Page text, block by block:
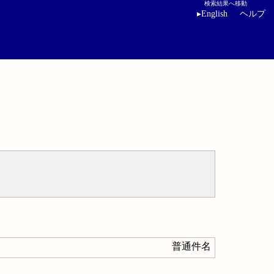
検索結果へ移動
▸English ヘルプ
普通件名